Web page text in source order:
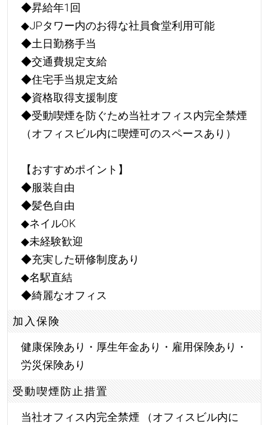
◆昇給年1回
◆JPタワー内のお得な社員食堂利用可能
◆土日勤務手当
◆交通費規定支給
◆住宅手当規定支給
◆資格取得支援制度
◆受動喫煙を防ぐため当社オフィス内完全禁煙
（オフィスビル内に喫煙可のスペースあり）
【おすすめポイント】
◆服装自由
◆髪色自由
◆ネイルOK
◆未経験歓迎
◆充実した研修制度あり
◆名駅直結
◆綺麗なオフィス
加入保険
健康保険あり・厚生年金あり・雇用保険あり・
労災保険あり
受動喫煙防止措置
当社オフィス内完全禁煙 （オフィスビル内に